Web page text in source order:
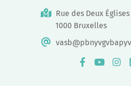
Rue des Deux Églises
1000 Bruxelles